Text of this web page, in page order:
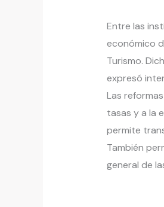
Entre las
económico
Turismo.
expresó
Las
tasas y a la
permite
También
general de